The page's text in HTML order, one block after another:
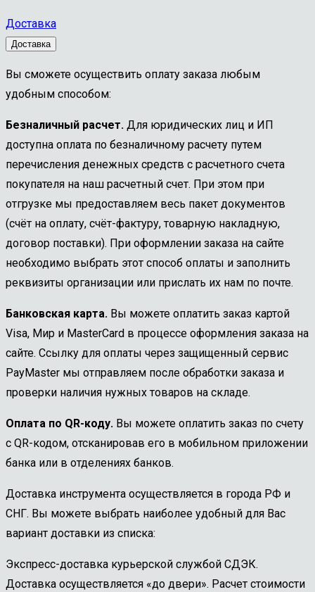
Доставка
Доставка
Вы сможете осуществить оплату заказа любым
удобным способом:
Безналичный расчет. Для юридических лиц и ИП
доступна оплата по безналичному расчету путем
перечисления денежных средств с расчетного счета
покупателя на наш расчетный счет. При этом при
отгрузке мы предоставляем весь пакет документов
(счёт на оплату, счёт-фактуру, товарную накладную,
договор поставки). При оформлении заказа на сайте
необходимо выбрать этот способ оплаты и заполнить
реквизиты организации или прислать их нам по почте.
Банковская карта. Вы можете оплатить заказ картой
Visa, Мир и MasterCard в процессе оформления заказа на
сайте. Ссылку для оплаты через защищенный сервис
PayMaster мы отправляем после обработки заказа и
проверки наличия нужных товаров на складе.
Оплата по QR-коду. Вы можете оплатить заказ по счету
с QR-кодом, отсканировав его в мобильном приложении
банка или в отделениях банков.
Доставка инструмента осуществляется в города РФ и
СНГ. Вы можете выбрать наиболее удобный для Вас
вариант доставки из списка:
Экспресс-доставка курьерской службой СДЭК.
Доставка осуществляется «до двери». Расчет стоимости